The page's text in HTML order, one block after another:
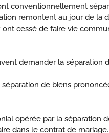
conventionnellement
remontent au jour de la
cessé de faire vie
demander la séparation
de biens
opérée par la séparation
dans le contrat de mariage.